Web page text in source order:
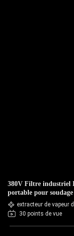
380V Filtre industriel
portable pour
extracteur de vapeur
30 points de vue